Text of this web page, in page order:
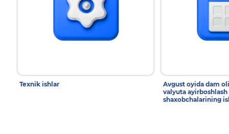
Texnik ishlar
Avgust oyida dam
valyuta ayirboshlash
shaxobchalarining